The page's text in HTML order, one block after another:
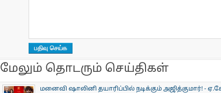
மேலும் தொடரும் செய்திகள்
மனைவி ஷாலினி தயாரிப்பில் நடிக்கும் அஜித்குமார்! -